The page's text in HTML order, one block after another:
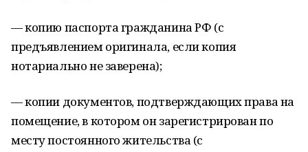
— копию паспорта гражданина РФ (с
предъявлением оригинала, если копия
нотариально не заверена);
— копии документов, подтверждающих права на
помещение, в котором он зарегистрирован по
месту постоянного жительства (с